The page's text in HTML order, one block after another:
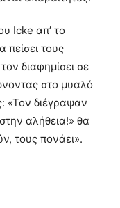
Icke απ’ το
πείσει τους
διαφημίσει σε
στο μυαλό
«Τον διέγραψαν
αλήθεια!» θα
τους πονάει».